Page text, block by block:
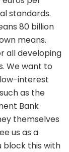
standards.
80 billion
means.
all developing
We want to
interest
as the
Bank
themselves
us as a
block this with